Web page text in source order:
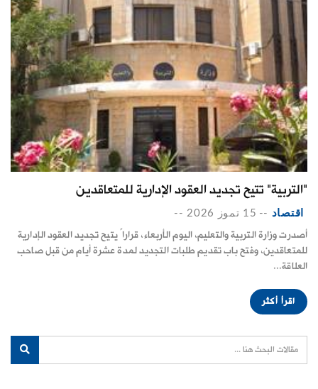
"التربية" تتيح تجديد العقود الإدارية للمتعاقدين
اقتصاد -- 15 تموز 2026 --
أصدرت وزارة التربية والتعليم، اليوم الأربعاء، قراراً يتيح تجديد العقود الإدارية
للمتعاقدين، وفتح باب تقديم طلبات التجديد لمدة عشرة أيام من قبل صاحب
العلاقة...
اقرأ أكثر